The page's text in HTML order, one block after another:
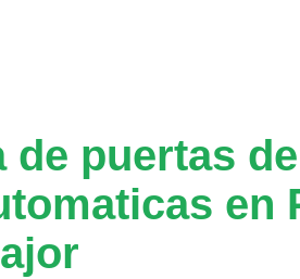
de puertas de
en